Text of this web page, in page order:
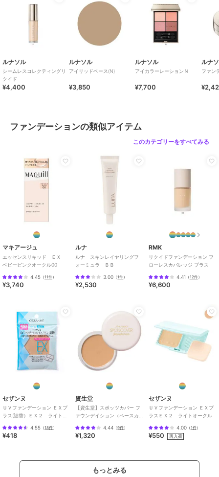
ルナソル
シームレスコレクティングリ
クイド
¥4,400
ルナソル
アイリッドベース(N)
¥3,850
ルナソル
アイカラーレーションＮ
¥7,700
ルナ
ファン
ファンデーションの類似アイテム
このカテゴリーをすべてみる
マキアージュ
エッセンスリキッド ＥＸ
ベビーピンクオークル00
4.45 （11件）
¥3,740
ルナ
ルナ スキンレイヤリングフ
ォーミュラ ＢＢ
3.00 （1件）
¥2,530
RMK
リクイドファンデーション フ
ローレスカバレッジ プラス
4.41 （12件）
¥6,600
セザンヌ
ＵＶファンデーション ＥＸプ
ラス(詰替）ＥＸ２ ライトオ
4.55 （18件）
¥418
資生堂
【資生堂】スポッツカバー フ
ァウンデイション（ベースカ
4.44 （9件）
¥1,320
セザンヌ
ＵＶファンデーション ＥＸプ
ラスＥＸ２ ライトオークル
4.00（1件）
¥550 再入荷
もっとみる